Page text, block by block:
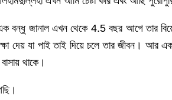
বন্ধু জানাল এখন থেকে 4.5 বছর আগে তার
দেয় যা পাই তাই দিয়ে চলে তার জীবন। আর
থাকে।